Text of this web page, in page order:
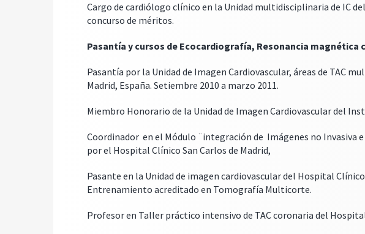
Cargo de cardiólogo clínico en la Unidad multidisciplinaria de IC
concurso de méritos.
Pasantía y cursos de Ecocardiografía, Resonancia
Pasantía por la Unidad de Imagen Cardiovascular, áreas de TAC
Madrid, España. Setiembre 2010 a marzo 2011.
Miembro Honorario de la Unidad de Imagen Cardiovascular del
Coordinador en el Módulo ¨integración de Imágenes no Invasiva
por el Hospital Clínico San Carlos de Madrid,
Pasante en la Unidad de imagen cardiovascular del Hospital
Entrenamiento acreditado en Tomografía Multicorte.
Profesor en Taller práctico intensivo de TAC coronaria del